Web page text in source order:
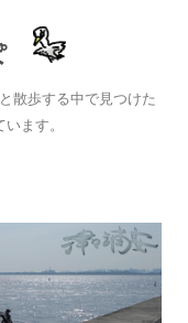
散歩する中で見つけた
ます。